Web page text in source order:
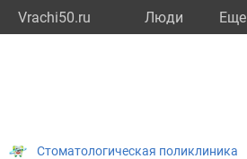
Vrachi50.ru Люди Eще
Стоматологическая поликлиника